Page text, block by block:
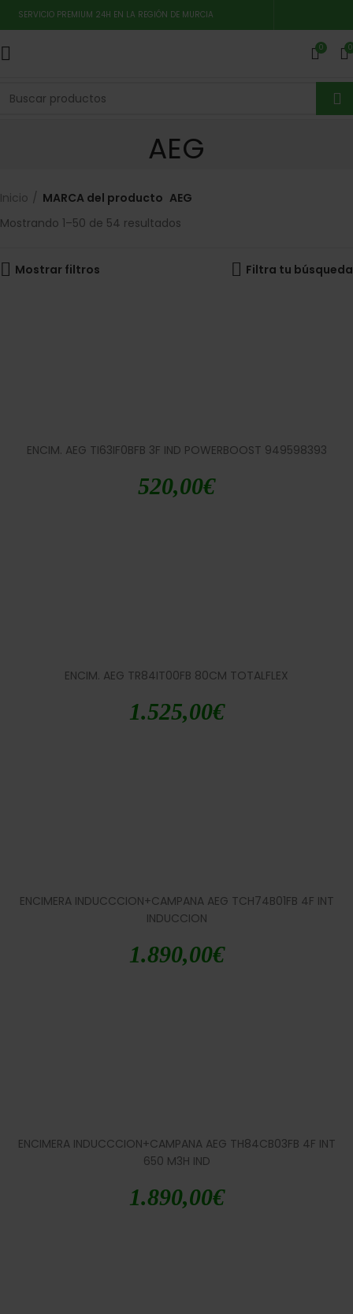
SERVICIO PREMIUM 24H EN LA REGIÓN DE MURCIA
0 0
AEG
Inicio MARCA del producto AEG
Mostrando 1–50 de 54 resultados
Mostrar filtros Filtra tu búsqueda
ENCIM. AEG TI63IF0BFB 3F IND POWERBOOST 949598393
520,00€
ENCIM. AEG TR84IT00FB 80CM TOTALFLEX
1.525,00€
ENCIMERA INDUCCCION+CAMPANA AEG TCH74B01FB 4F INT
INDUCCION
1.890,00€
ENCIMERA INDUCCCION+CAMPANA AEG TH84CB03FB 4F INT
650 M3H IND
1.890,00€